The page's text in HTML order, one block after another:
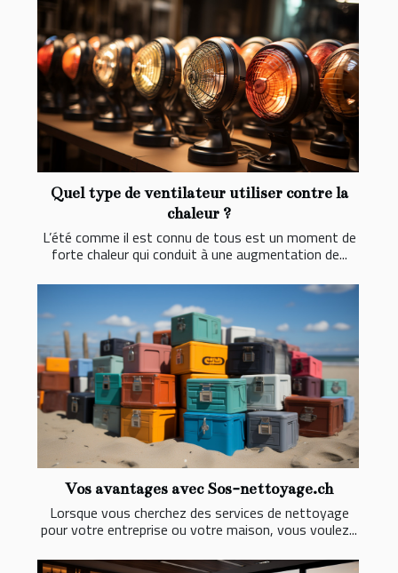
Quel type de ventilateur utiliser contre la
chaleur ?
L’été comme il est connu de tous est un moment de
forte chaleur qui conduit à une augmentation de...
Vos avantages avec Sos-nettoyage.ch
Lorsque vous cherchez des services de nettoyage
pour votre entreprise ou votre maison, vous voulez...